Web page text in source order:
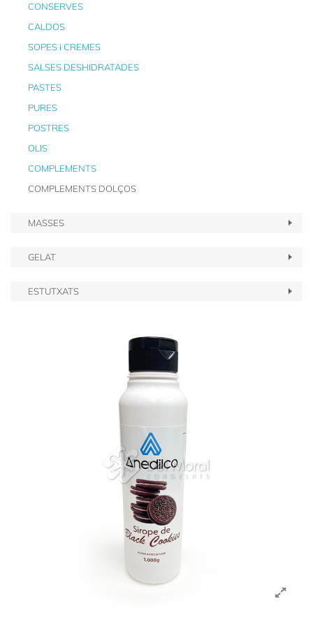
CONSERVES
CALDOS
SOPES i CREMES
SALSES DESHIDRATADES
PASTES
PURES
POSTRES
OLIS
COMPLEMENTS
COMPLEMENTS DOLÇOS
MASSES
GELAT
ESTUTXATS